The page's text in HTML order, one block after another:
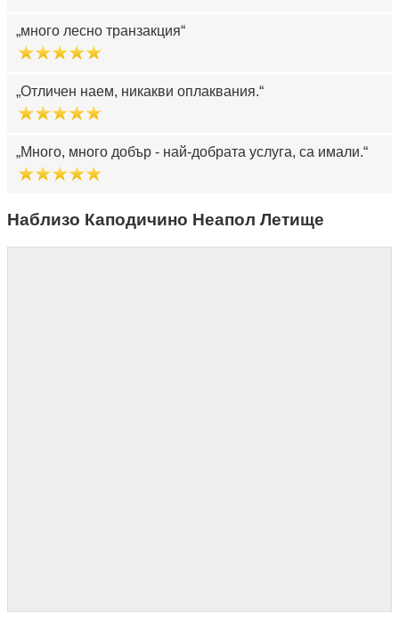
много лесно транзакция
Отличен наем, никакви оплаквания.
Много, много добър - най-добрата услуга, са имали.
Наблизо Каподичино Неапол Летище